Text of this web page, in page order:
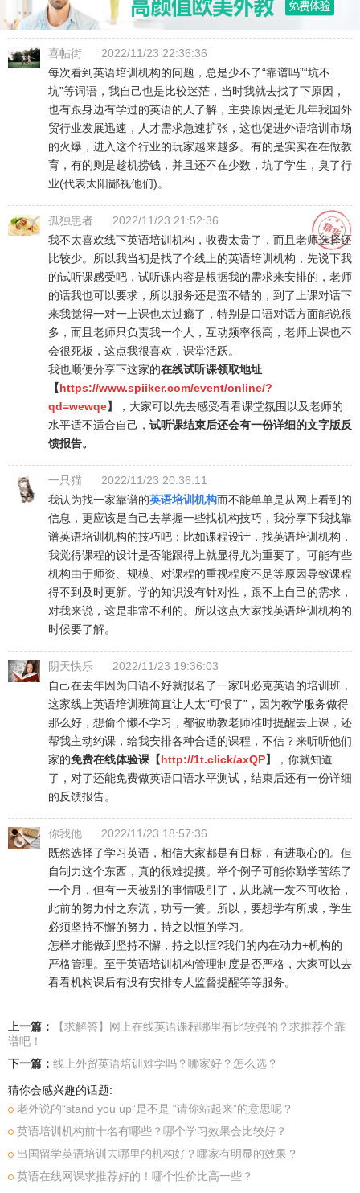
喜帖街
2022/11/23 22:36:36
每次看到英语培训机构的问题，总是少不了“靠谱吗”“坑不
坑”等词语，我自己也是比较迷茫，当时我就去找了下原因，
也有跟身边有学过的英语的人了解，主要原因是近几年我国外
贸行业发展迅速，人才需求急速扩张，这也促进外语培训市场
的火爆，进入这个行业的玩家越来越多。有的是实实在在做教
育，有的则是趁机捞钱，并且还不在少数，坑了学生，臭了行
业(代表太阳鄙视他们)。
孤独患者
2022/11/23 21:52:36
我不太喜欢线下英语培训机构，收费太贵了，而且老师选择还
比较少。所以我当初是找了个线上的英语培训机构，先说下我
的试听课感受吧，试听课内容是根据我的需求来安排的，老师
的话我也可以要求，所以服务还是蛮不错的，到了上课对话下
来我觉得一对一上课也太过瘾了，特别是口语对话方面能说很
多，而且老师只负责我一个人，互动频率很高，老师上课也不
会很死板，这点我很喜欢，课堂活跃。
我也顺便分享下这家的在线试听课领取地址
【https://www.spiiker.com/event/online/?
qd=wewqe】
，大家可以先去感受看看课堂氛围以及老师的
水平适不适合自己， 试听课结束后还会有一份详细的文字版反
馈报告。
一只猫
2022/11/23 20:36:11
我认为找一家靠谱的英语培训机构而不能单单是从网上看到的
信息，更应该是自己去掌握一些找机构技巧，我分享下我找靠
谱英语培训机构的技巧吧：比如课程设计，找英语培训机构，
我觉得课程的设计是否能跟得上就显得尤为重要了。可能有些
机构由于师资、规模、对课程的重视程度不足等原因导致课程
得不到及时更新。学的知识没有针对性，跟不上自己的需求，
对我来说，这是非常不利的。所以这点大家找英语培训机构的
时候要了解。
阴天快乐
2022/11/23 19:36:03
自己在去年因为口语不好就报名了一家叫必克英语的培训班，
这家线上英语培训班简直让人太“可恨了”，因为教学服务做得
那么好，想偷个懒不学习，都被助教老师准时提醒去上课，还
帮我主动约课，给我安排各种合适的课程，不信？来听听他们
家的免费在线体验课【http://1t.click/axQP】
，你就知道
了，对了还能免费做英语口语水平测试，结束后还有一份详细
的反馈报告。
你我他
2022/11/23 18:57:36
既然选择了学习英语，相信大家都是有目标，有进取心的。但
自制力这个东西，真的很难捉摸。举个例子可能你勤学苦练了
一个月，但有一天被别的事情吸引了，从此就一发不可收拾，
此前的努力付之东流，功亏一篑。所以，要想学有所成，学生
必须坚持不懈的努力，持之以恒的学习。
怎样才能做到坚持不懈，持之以恒?我们的内在动力+机构的
严格管理。至于英语培训机构管理制度是否严格，大家可以去
看看机构课后有没有安排专人监督提醒等等服务。
上一篇：
【求解答】网上在线英语课程哪里有比较强的？求推荐个靠
谱吧！
下一篇： 线上外贸英语培训难学吗？哪家好？怎么选？
猜你会感兴趣的话题:
老外说的“stand you up”是不是 “请你站起来”的意思呢？
英语培训机构前十名有哪些？哪个学习效果会比较好？
出国留学英语培训去哪里的机构好？哪家有明显的效果？
英语在线网课求推荐好的！哪个性价比高一些？